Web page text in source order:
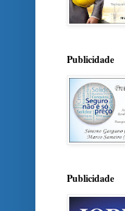
Publicidade
Publicidade